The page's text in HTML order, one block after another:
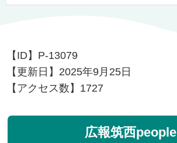
【ID】 P-13079
【更新日】 2025年9月25日
【アクセス数】 1727
広報筑西people